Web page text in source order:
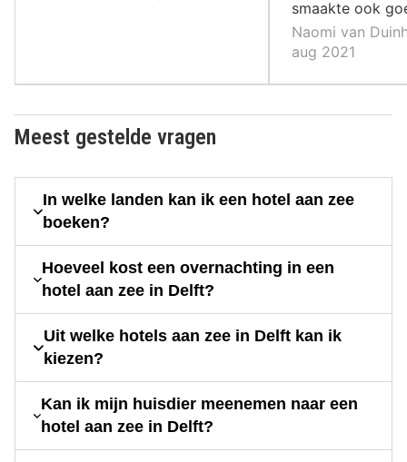
smaakte ook
Naomi van
aug 2021
Meest gestelde vragen
In welke landen kan ik een hotel aan zee
boeken?
Hoeveel kost een overnachting in een
hotel aan zee in Delft?
Uit welke hotels aan zee in Delft kan ik
kiezen?
Kan ik mijn huisdier meenemen naar een
hotel aan zee in Delft?